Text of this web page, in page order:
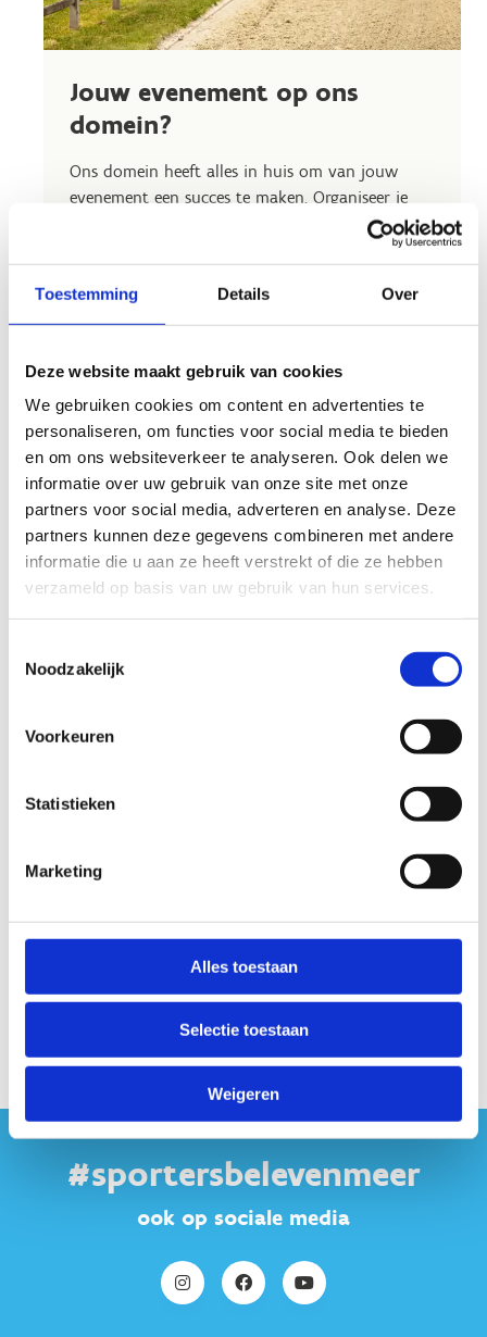
Toestemming Details Over
Deze website maakt gebruik van cookies
We gebruiken cookies om content en advertenties te
personaliseren, om functies voor social media te bieden
en om ons websiteverkeer te analyseren. Ook delen we
informatie over uw gebruik van onze site met onze
partners voor social media, adverteren en analyse. Deze
partners kunnen deze gegevens combineren met andere
informatie die u aan ze heeft verstrekt of die ze hebben
verzameld op basis van uw gebruik van hun services.
Noodzakelijk
Voorkeuren
Statistieken
Marketing
Alles toestaan
Selectie toestaan
Weigeren
Jouw evenement op ons
domein?
Ons domein heeft alles in huis om van jouw
evenement een succes te maken. Organiseer je
paardensportevenement? Zowel voor eendags-
je bij ons terecht.
ons net buiten de kern van de stad en
belangrijke invalswegenzoals de E17 en de
R35.
Daarnaast hebben we maar liefstvijf
wedstrijdpistesen beschikken we ook over een
eventingoefenzone met waterbak en een
waterpartij.
Neem contact op en we bekijken samen hoe we
jouw evenement naar een hoger niveau kunnen
Ontdek onze pistefaciliteiten
+32 56 60 14 44
Stuur een bericht
#sportersbelevenmeer
ook op sociale media